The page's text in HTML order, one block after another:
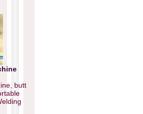
butt